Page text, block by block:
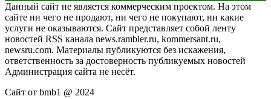
Данный сайт не является коммерческим проектом. На этом
сайте ни чего не продают, ни чего не покупают, ни какие
услуги не оказываются. Сайт представляет собой ленту
новостей RSS канала news.rambler.ru, kommersant.ru,
newsru.com. Материалы публикуются без искажения,
ответственность за достоверность публикуемых новостей
Администрация сайта не несёт.
Сайт от bmb1 @ 2024